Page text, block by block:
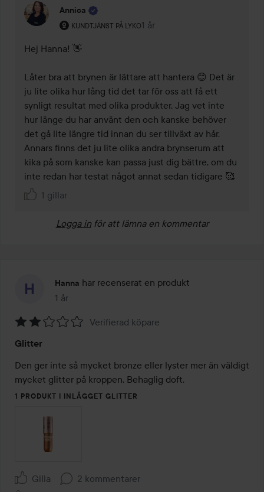
Annica
KUNDTJÄNST PÅ LYKO
Användarens roll: Kundtjänst på Lyko.
1 år
Kommentaren lades 1 år
Hej Hanna! 👋
Låter bra att brynen är lättare att hantera 😊 Det är
ju lite olika hur lång tid det tar för oss att få ett
synligt resultat med olika produkter. Jag vet inte
hur länge du har använt den och kanske behöver
det gå lite längre tid innan du ser tillväxt av hår.
Annars finns det ju lite olika andra brynserum att
kika på som kanske kan passa just dig bättre, om du
inte redan har testat något annat sedan tidigare 🥰
1 gillar
Logga in för att lämna en kommentar
Hanna har recenserat en produkt
1 år
Inlägget skapades 1 år
2
av
5
Verifierad köpare
Glitter
Den ger inte så mycket bronze eller lyster mer än väldigt
mycket glitter på kroppen. Behaglig doft.
1 PRODUKT I INLÄGGET GLITTER
Gilla 2 kommentarer